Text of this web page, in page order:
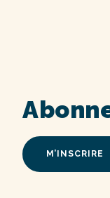
M’INSCRIRE